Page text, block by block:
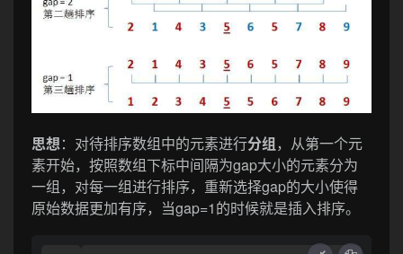
思想：对待排序数组中的元素进行分组，从第一个元
素开始，按照数组下标中间隔为gap大小的元素分为
一组，对每一组进行排序，重新选择gap的大小使得
原始数据更加有序，当gap=1的时候就是插入排序。